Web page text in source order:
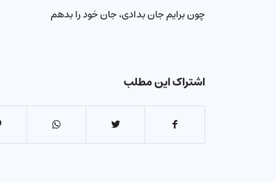
چون برایم جان بدادی، جان خود را بدهم
اشتراک این مطلب